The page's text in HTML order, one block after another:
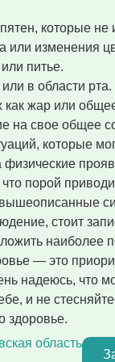
которые не
или изменения
питье.
в области рта.
как жар или
на свое общее
которые
порой
стоит
наиболее
— это
надеюсь, что
и не
здоровье.
область